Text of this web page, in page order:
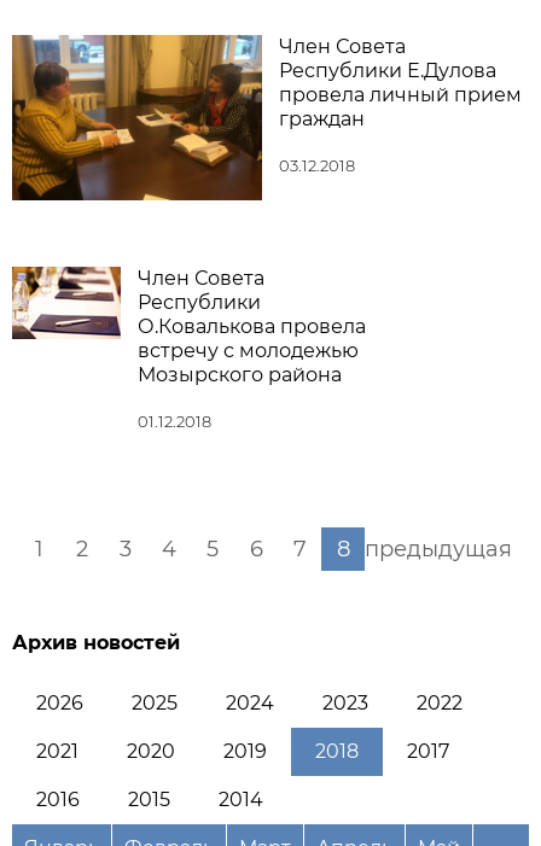
Член Совета
Республики Е.Дулова
провела личный прием
граждан
03.12.2018
Член Совета
Республики
О.Ковалькова провела
встречу с молодежью
Мозырского района
01.12.2018
предыдущая
1 2 3 4 5 6 7 8
Архив новостей
2026 2025 2024 2023 2022
2021 2020 2019 2018 2017
2016 2015 2014